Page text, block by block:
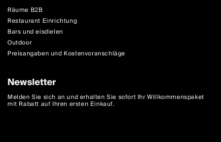
Räume B2B
Restaurant Einrichtung
Bars und eisdielen
Outdoor
Preisangaben und Kostenvoranschläge
Newsletter
Melden Sie sich an und erhalten Sie sofort Ihr Willkommenspaket
mit Rabatt auf Ihren ersten Einkauf.